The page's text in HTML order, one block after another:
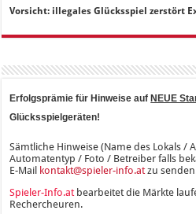
Vorsicht: illegales Glücksspiel zerstört
Erfolgsprämie für Hinweise auf NEUE
Glücksspielgeräten!
Sämtliche Hinweise (Name des Lokals /
Automatentyp / Foto / Betreiber falls
E-Mail kontakt@spieler-info.at zu
Spieler-Info.at bearbeitet die Märkte
Rechercheuren.